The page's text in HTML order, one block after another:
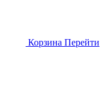
Корзина Перейти